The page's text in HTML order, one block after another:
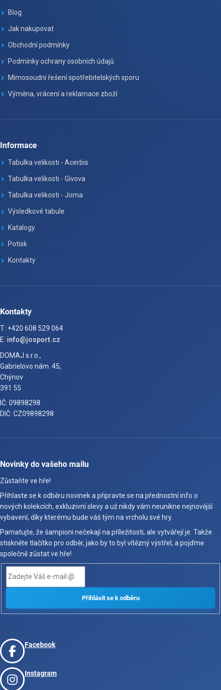
Blog
Jak nakupovat
Obchodní podmínky
Podmínky ochrany osobních údajů
Mimosoudní řešení spotřebitelských sporu
Výměna, vrácení a reklamace zboží
Informace
Tabulka velikosti - Acerbis
Tabulka velikosti - Givova
Tabulka velikosti - Joma
Výsledkové tabule
Katalogy
Potisk
Kontakty
Kontakty
T: +420 608 529 064
E: info@josport.cz
DOMAJ s.r.o.,
Gabrielovo nám. 45,
Chýnov
391 55
IČ: 09898298
DIČ: CZ09898298
Novinky do vašeho mailu
Zůstaňte ve hře!
Přihlaste se k odběru novinek a připravte se na přednostní info o
nových kolekcích, exkluzivní slevy a už nikdy vám neunikne nejnovější
vybavení, díky kterému bude váš tým na vrcholu své hry.
Pamatujte, že šampioni nečekají na příležitosti, ale vytvářejí je. Takže
stiskněte tlačítko pro odběr, jako by to byl vítězný výstřel, a pojďme
společně zůstat ve hře!
Facebook
Instagram